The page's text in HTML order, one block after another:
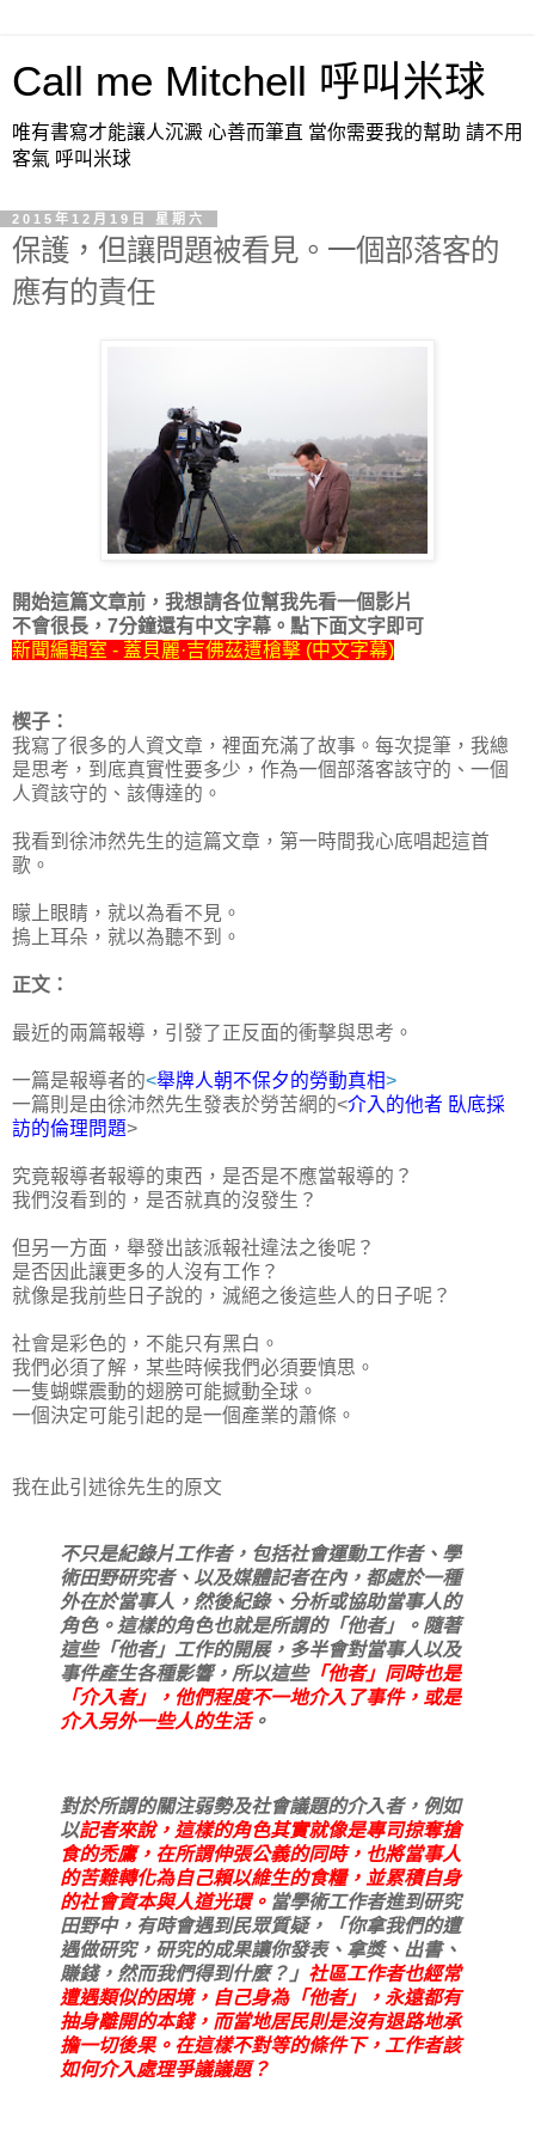
Call me Mitchell 呼叫米球
唯有書寫才能讓人沉澱 心善而筆直 當你需要我的幫助 請不用
客氣 呼叫米球
2015年12月19日 星期六
保護，但讓問題被看見。一個部落客的
應有的責任
開始這篇文章前，我想請各位幫我先看一個影片
不會很長，7分鐘還有中文字幕。點下面文字即可
新聞編輯室 - 蓋貝麗·吉佛茲遭槍擊 (中文字幕)
楔子：
我寫了很多的人資文章，裡面充滿了故事。每次提筆，我總
是思考，到底真實性要多少，作為一個部落客該守的、一個
人資該守的、該傳達的。
我看到徐沛然先生的這篇文章，第一時間我心底唱起這首
歌。
矇上眼睛，就以為看不見。
摀上耳朵，就以為聽不到。
正文：
最近的兩篇報導，引發了正反面的衝擊與思考。
一篇是報導者的<舉牌人朝不保夕的勞動真相>
一篇則是由徐沛然先生發表於勞苦網的<介入的他者 臥底採
訪的倫理問題>
究竟報導者報導的東西，是否是不應當報導的？
我們沒看到的，是否就真的沒發生？
但另一方面，舉發出該派報社違法之後呢？
是否因此讓更多的人沒有工作？
就像是我前些日子說的，滅絕之後這些人的日子呢？
社會是彩色的，不能只有黑白。
我們必須了解，某些時候我們必須要慎思。
一隻蝴蝶震動的翅膀可能撼動全球。
一個決定可能引起的是一個產業的蕭條。
我在此引述徐先生的原文
不只是紀錄片工作者，包括社會運動工作者、學
術田野研究者、以及媒體記者在內，都處於一種
外在於當事人，然後紀錄、分析或協助當事人的
角色。這樣的角色也就是所謂的「他者」。隨著
這些「他者」工作的開展，多半會對當事人以及
事件產生各種影響，所以這些「他者」同時也是
「介入者」，他們程度不一地介入了事件，或是
介入另外一些人的生活。
對於所謂的關注弱勢及社會議題的介入者，例如
以記者來說，這樣的角色其實就像是專司掠奪搶
食的禿鷹，在所謂伸張公義的同時，也將當事人
的苦難轉化為自己賴以維生的食糧，並累積自身
的社會資本與人道光環。 當學術工作者進到研究
田野中，有時會遇到民眾質疑，「你拿我們的遭
遇做研究，研究的成果讓你發表、拿獎、出書、
賺錢，然而我們得到什麼？」 社區工作者也經常
遭遇類似的困境，自己身為「他者」，永遠都有
抽身離開的本錢，而當地居民則是沒有退路地承
擔一切後果。在這樣不對等的條件下，工作者該
如何介入處理爭議議題？